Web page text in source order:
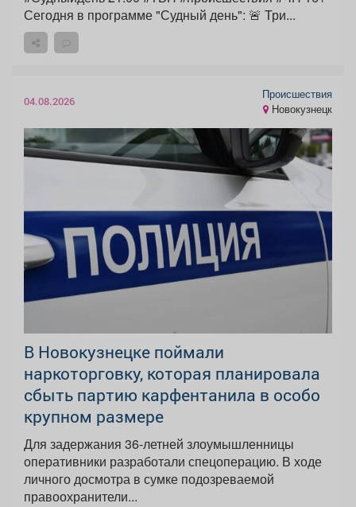
Сегодня в программе "Судный день": 🚨 Три...
04.08.2026
Происшествия
Новокузнецк
В Новокузнецке поймали
наркоторговку, которая планировала
сбыть партию карфентанила в особо
крупном размере
Для задержания 36-летней злоумышленницы
оперативники разработали спецоперацию. В ходе
личного досмотра в сумке подозреваемой
правоохранители...